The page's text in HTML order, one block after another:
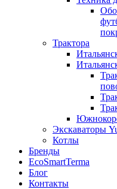
Трактора
Экскаваторы
Котлы
Бренды
EcoSmartTerma
Блог
Контакты